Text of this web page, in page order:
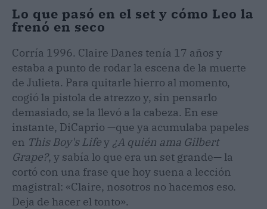
Lo que pasó en el set y cómo Leo la
frenó en seco
Corría 1996. Claire Danes tenía 17 años y
estaba a punto de rodar la escena de la muerte
de Julieta. Para quitarle hierro al momento,
cogió la pistola de atrezzo y, sin pensarlo
demasiado, se la llevó a la cabeza. En ese
instante, DiCaprio —que ya acumulaba papeles
en This Boy's Lifey ¿A quién ama Gilbert
Grape?, y sabía lo que era un set grande— la
cortó con una frase que hoy suena a lección
magistral: «Claire, nosotros no hacemos eso.
Deja de hacer el tonto».